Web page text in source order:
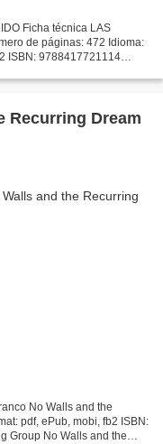
Ficha técnica LAS
de páginas: 472 Idioma:
ISBN: 9788417721114
Recurring Dream
No Walls and the
pdf, ePub, mobi, fb2 ISBN:
Group No Walls and the